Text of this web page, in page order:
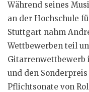
Während seines
an der Hochschule
Stuttgart nahm
Wettbewerben teil
Gitarrenwettbewerb
und den
Pflichtsonate von